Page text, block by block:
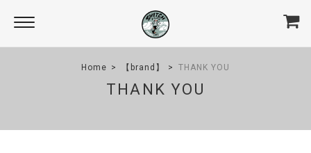
Home 【brand】 THANK YOU
THANK YOU